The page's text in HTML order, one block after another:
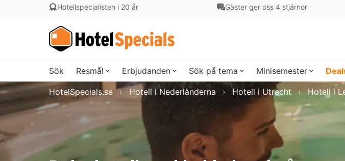
Hotellspecialisten i 20 år Gäster ger oss 4 stjärnor
Sök Resmål Erbjudanden Sök på tema Minisemester
HotelSpecials.se Hotell i Nederländerna Hotell i Utrecht Hotell i